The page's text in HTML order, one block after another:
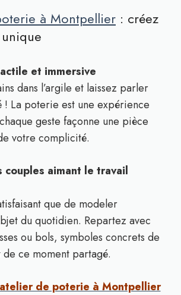
à Montpellier : créez
et immersive
dans l’argile et laissez parler
! La poterie est une expérience
geste façonne une pièce
votre complicité.
couples aimant le travail
que de modeler
du quotidien. Repartez avec
ou bols, symboles concrets de
ce moment partagé.
de poterie à Montpellier